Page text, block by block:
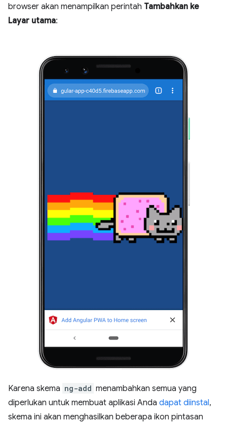
browser akan menampilkan perintah Tambahkan ke
Layar utama:
Karena skema ng-add menambahkan semua yang
diperlukan untuk membuat aplikasi Anda dapat diinstal,
skema ini akan menghasilkan beberapa ikon pintasan